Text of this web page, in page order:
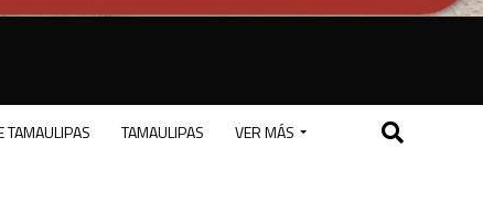
TAMAULIPAS TAMAULIPAS VER MÁS